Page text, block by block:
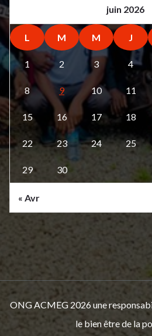
juin 2026
L M M J
1 2 3 4
8 9 10 11
15 16 17 18
22 23 24 25
29 30
« Avr
ONG ACMEG 2026 une
le bien être de la